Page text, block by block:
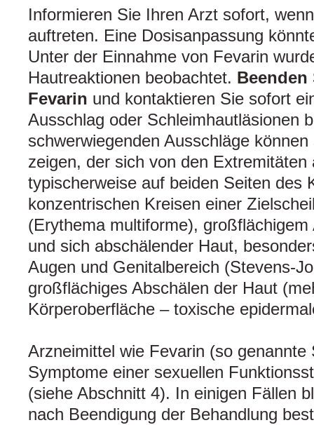
Informieren Sie Ihren Arzt sofort,
auftreten. Eine Dosisanpassung
Unter der Einnahme von Fevarin
Hautreaktionen beobachtet. Beenden
Fevarin und kontaktieren Sie sofort
Ausschlag oder Schleimhautläsionen
schwerwiegenden Ausschläge
zeigen, der sich von den Extremitäten
typischerweise auf beiden Seiten des
konzentrischen Kreisen einer
(Erythema multiforme),
und sich abschälender Haut,
Augen und Genitalbereich (Stevens-
großflächiges Abschälen der Haut
Körperoberfläche – toxische
Arzneimittel wie Fevarin (so genannte
Symptome einer sexuellen
(siehe Abschnitt 4). In einigen Fällen
nach Beendigung der Behandlung